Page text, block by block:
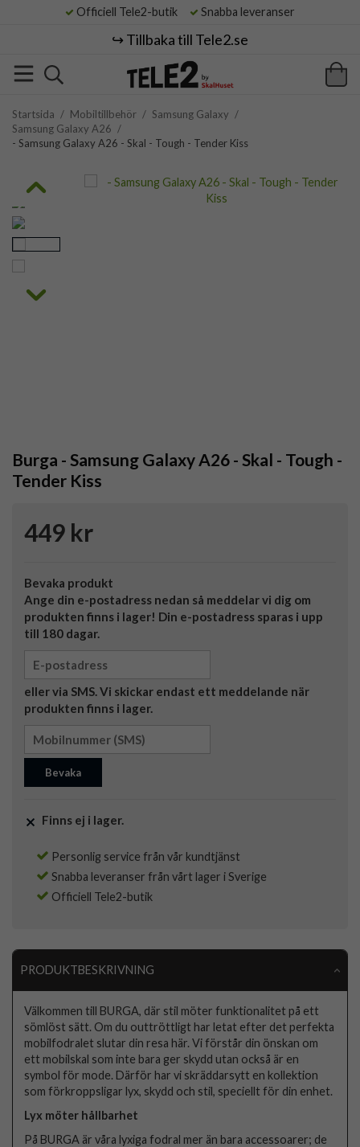
Officiell Tele2-butik Snabba leveranser
↪️ Tillbaka till Tele2.se
Startsida / Mobiltillbehör / Samsung Galaxy /
Samsung Galaxy A26 /
- Samsung Galaxy A26 - Skal - Tough - Tender Kiss
Burga - Samsung Galaxy A26 - Skal - Tough -
Tender Kiss
449 kr
Bevaka produkt
Ange din e-postadress nedan så meddelar vi dig om
produkten finns i lager! Din e-postadress sparas i upp
till 180 dagar.
eller via SMS. Vi skickar endast ett meddelande när
produkten finns i lager.
Bevaka
Finns ej i lager.
Personlig service från vår kundtjänst
Snabba leveranser från vårt lager i Sverige
Officiell Tele2-butik
PRODUKTBESKRIVNING
Välkommen till BURGA, där stil möter funktionalitet på ett
sömlöst sätt. Om du outtröttligt har letat efter det perfekta
mobilfodralet slutar din resa här. Vi förstår din önskan om
ett mobilskal som inte bara ger skydd utan också är en
symbol för mode. Därför har vi skräddarsytt en kollektion
som förkroppsligar lyx, skydd och stil, speciellt för din enhet.
Lyx möter hållbarhet
På BURGA är våra lyxiga fodral mer än bara accessoarer; de